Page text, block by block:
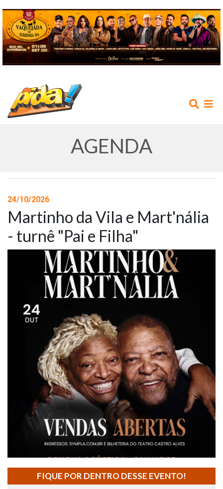
AGENDA
NOTÍCIAS
VÍDEOS
PROMOÇÕES
CONTATO
AGENDA
24/10/2026
Martinho da Vila e Mart'nália
- turnê "Pai e Filha"
FIQUE POR DENTRO DESSE EVENTO!